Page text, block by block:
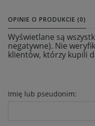
OPINIE O PRODUKCIE (0)
Wyświetlane są
negatywne). Nie
klientów, którzy kupili
Imię lub pseudonim: